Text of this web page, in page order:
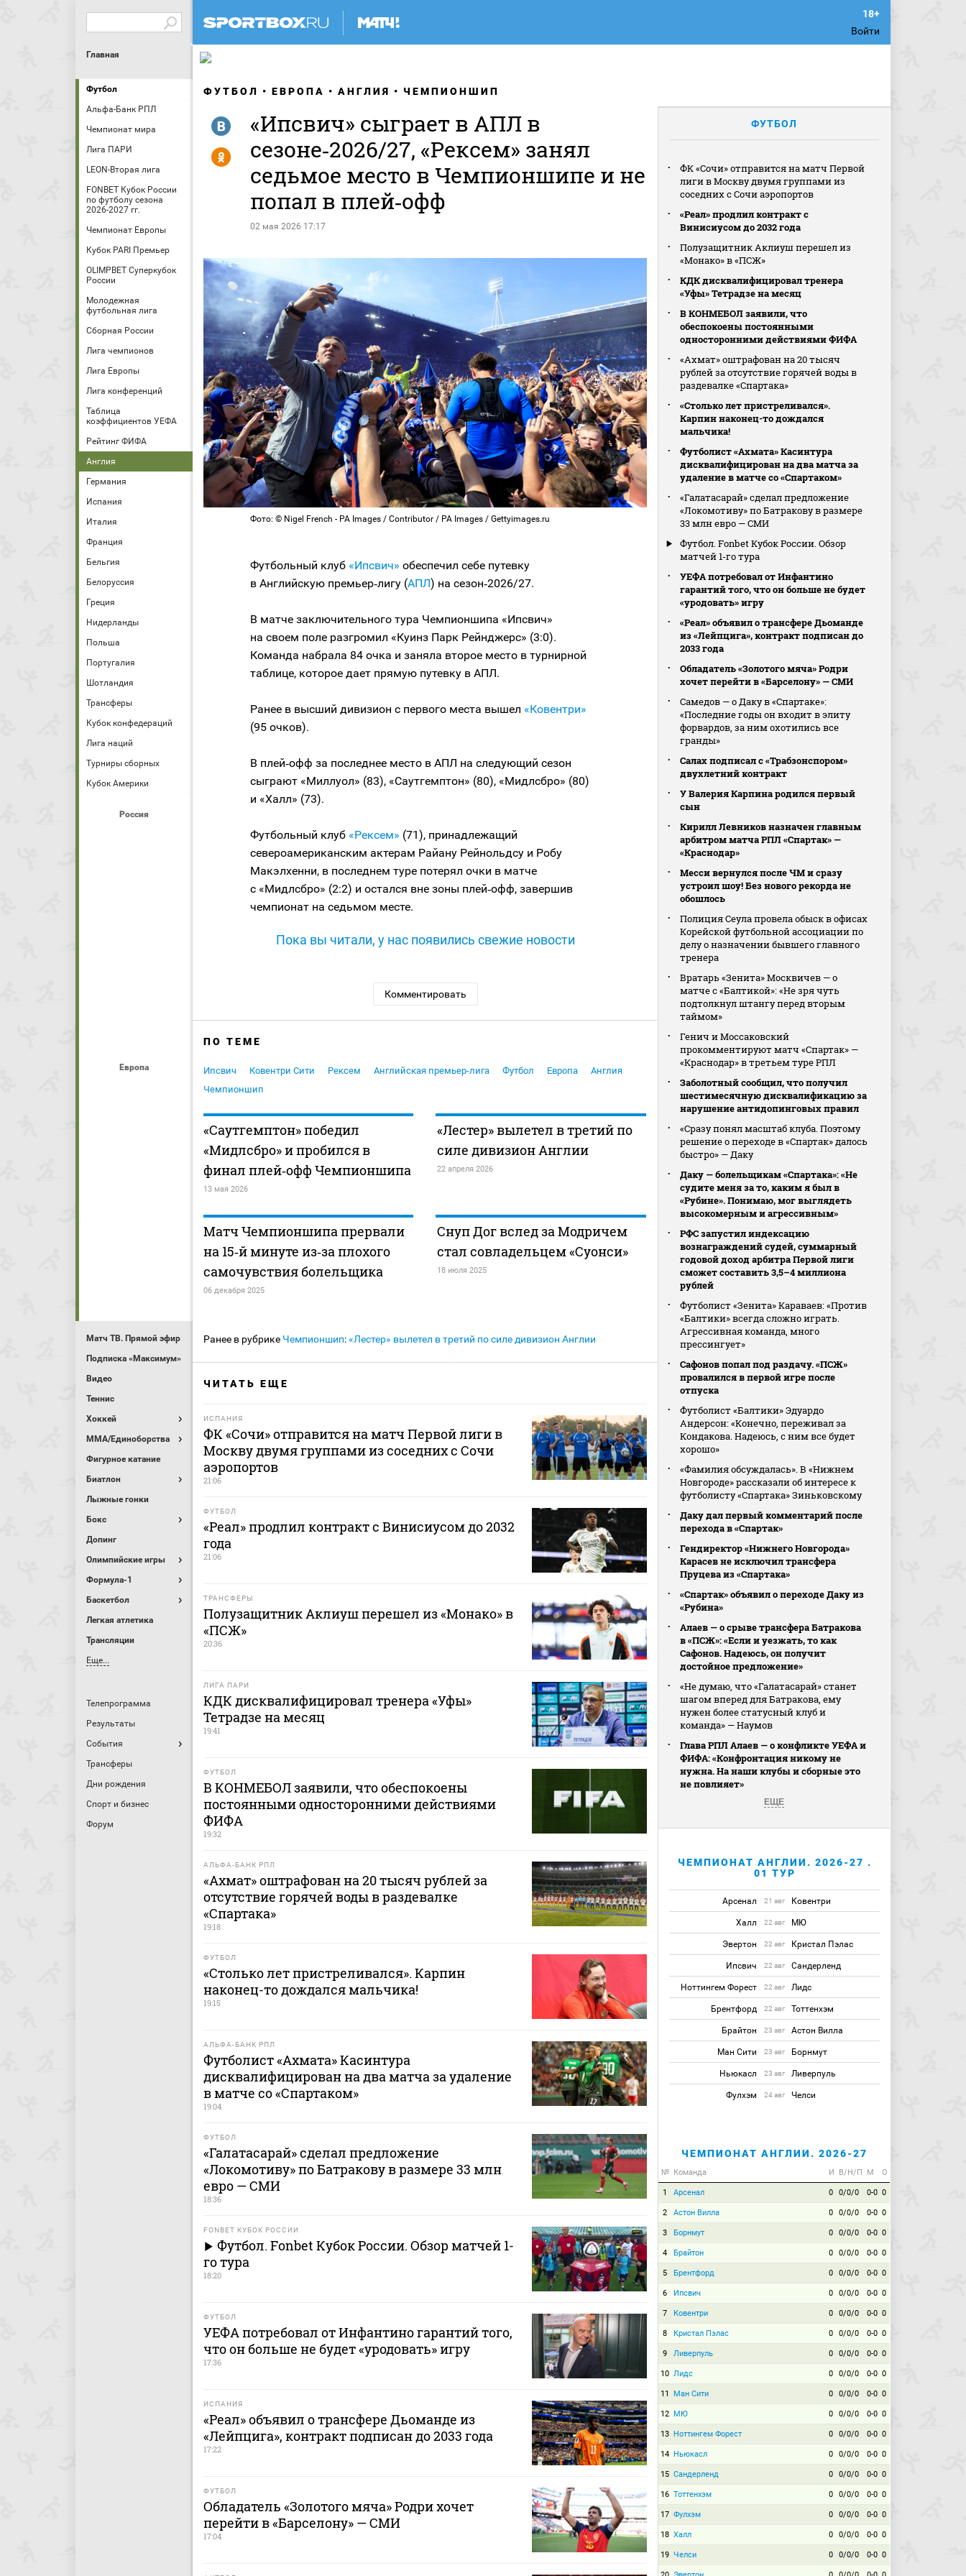
Войти
Главная
Футбол
Альфа-Банк РПЛ
Чемпионат мира
Лига ПАРИ
LEON-Вторая лига
FONBET Кубок России
по футболу сезона
2026-2027 гг.
Чемпионат Европы
Кубок PARI Премьер
OLIMPBET Суперкубок
России
Молодежная
футбольная лига
Сборная России
Лига чемпионов
Лига Европы
Лига конференций
Таблица
коэффициентов УЕФА
Рейтинг ФИФА
Англия
Германия
Испания
Италия
Франция
Бельгия
Белоруссия
Греция
Нидерланды
Польша
Португалия
Шотландия
Трансферы
Кубок конфедераций
Лига наций
Турниры сборных
Кубок Америки
Россия
Европа
Матч ТВ. Прямой эфир
Подписка «Максимум»
Видео
Теннис
Хоккей
MMA/Единоборства
Фигурное катание
Биатлон
Лыжные гонки
Бокс
Допинг
Олимпийские игры
Формула-1
Баскетбол
Легкая атлетика
Трансляции
Еще...
Телепрограмма
Результаты
События
Трансферы
Дни рождения
Спорт и бизнес
Форум
ФУТБОЛ ЕВРОПА АНГЛИЯ ЧЕМПИОНШИП
«Ипсвич» сыграет в АПЛ в
сезоне‑2026/27, «Рексем» занял
седьмое место в Чемпионшипе и не
попал в плей‑офф
02 мая 2026 17:17
R
Y
Фото: © Nigel French - PA Images / Contributor / PA Images / Gettyimages.ru
Футбольный клуб «Ипсвич» обеспечил себе путевку
в Английскую премьер‑лигу (АПЛ) на сезон‑2026/27.
В матче заключительного тура Чемпионшипа «Ипсвич»
на своем поле разгромил «Куинз Парк Рейнджерс» (3:0).
Команда набрала 84 очка и заняла второе место в турнирной
таблице, которое дает прямую путевку в АПЛ.
Ранее в высший дивизион с первого места вышел «Ковентри»
(95 очков).
В плей‑офф за последнее место в АПЛ на следующий сезон
сыграют «Миллуол» (83), «Саутгемптон» (80), «Мидлсбро» (80)
и «Халл» (73).
Футбольный клуб «Рексем» (71), принадлежащий
североамериканским актерам Райану Рейнольдсу и Робу
Макэлхенни, в последнем туре потерял очки в матче
с «Мидлсбро» (2:2) и остался вне зоны плей‑офф, завершив
чемпионат на седьмом месте.
Пока вы читали, у нас появились свежие новости
Комментировать
ПО ТЕМЕ
Ипсвич Ковентри Сити Рексем Английская премьер-лига Футбол Европа
Англия
Чемпионшип
«Саутгемптон» победил
«Мидлсбро» и пробился в
финал плей‑офф Чемпионшипа
13 мая 2026
«Лестер» вылетел в третий по
силе дивизион Англии
22 апреля 2026
Матч Чемпионшипа прервали
на 15‑й минуте из‑за плохого
самочувствия болельщика
06 декабря 2025
Снуп Дог вслед за Модричем
стал совладельцем «Суонси»
18 июля 2025
Ранее в рубрике Чемпионшип:«Лестер» вылетел в третий по силе дивизион Англии
ЧИТАТЬ ЕЩЕ
ИСПАНИЯ
ФК «Сочи» отправится на матч Первой лиги в
Москву двумя группами из соседних с Сочи
аэропортов
21:06
ФУТБОЛ
«Реал» продлил контракт с Винисиусом до 2032
года
21:06
ТРАНСФЕРЫ
Полузащитник Аклиуш перешел из «Монако» в
«ПСЖ»
20:36
ЛИГА ПАРИ
КДК дисквалифицировал тренера «Уфы»
Тетрадзе на месяц
19:41
ФУТБОЛ
В КОНМЕБОЛ заявили, что обеспокоены
постоянными односторонними действиями
ФИФА
19:32
АЛЬФА-БАНК РПЛ
«Ахмат» оштрафован на 20 тысяч рублей за
отсутствие горячей воды в раздевалке
«Спартака»
19:18
ФУТБОЛ
«Столько лет пристреливался». Карпин
наконец-то дождался мальчика!
19:15
АЛЬФА-БАНК РПЛ
Футболист «Ахмата» Касинтура
дисквалифицирован на два матча за удаление
в матче со «Спартаком»
19:04
ФУТБОЛ
«Галатасарай» сделал предложение
«Локомотиву» по Батракову в размере 33 млн
евро — СМИ
18:36
FONBET КУБОК РОССИИ
Футбол. Fonbet Кубок России. Обзор матчей 1-
го тура
18:20
ФУТБОЛ
УЕФА потребовал от Инфантино гарантий того,
что он больше не будет «уродовать» игру
17:36
ИСПАНИЯ
«Реал» объявил о трансфере Дьоманде из
«Лейпцига», контракт подписан до 2033 года
17:22
ФУТБОЛ
Обладатель «Золотого мяча» Родри хочет
перейти в «Барселону» — СМИ
17:04
ФУТБОЛ
ФК «Сочи» отправится на матч Первой
лиги в Москву двумя группами из
соседних с Сочи аэропортов
«Реал» продлил контракт с
Винисиусом до 2032 года
Полузащитник Аклиуш перешел из
«Монако» в «ПСЖ»
КДК дисквалифицировал тренера
«Уфы» Тетрадзе на месяц
В КОНМЕБОЛ заявили, что
обеспокоены постоянными
односторонними действиями ФИФА
«Ахмат» оштрафован на 20 тысяч
рублей за отсутствие горячей воды в
раздевалке «Спартака»
«Столько лет пристреливался».
Карпин наконец-то дождался
мальчика!
Футболист «Ахмата» Касинтура
дисквалифицирован на два матча за
удаление в матче со «Спартаком»
«Галатасарай» сделал предложение
«Локомотиву» по Батракову в размере
33 млн евро — СМИ
Футбол. Fonbet Кубок России. Обзор
матчей 1-го тура
УЕФА потребовал от Инфантино
гарантий того, что он больше не будет
«уродовать» игру
«Реал» объявил о трансфере Дьоманде
из «Лейпцига», контракт подписан до
2033 года
Обладатель «Золотого мяча» Родри
хочет перейти в «Барселону» — СМИ
Самедов — о Даку в «Спартаке»:
«Последние годы он входит в элиту
форвардов, за ним охотились все
гранды»
Салах подписал с «Трабзонспором»
двухлетний контракт
У Валерия Карпина родился первый
сын
Кирилл Левников назначен главным
арбитром матча РПЛ «Спартак» —
«Краснодар»
Месси вернулся после ЧМ и сразу
устроил шоу! Без нового рекорда не
обошлось
Полиция Сеула провела обыск в офисах
Корейской футбольной ассоциации по
делу о назначении бывшего главного
тренера
Вратарь «Зенита» Москвичев — о
матче с «Балтикой»: «Не зря чуть
подтолкнул штангу перед вторым
таймом»
Генич и Моссаковский
прокомментируют матч «Спартак» —
«Краснодар» в третьем туре РПЛ
Заболотный сообщил, что получил
шестимесячную дисквалификацию за
нарушение антидопинговых правил
«Сразу понял масштаб клуба. Поэтому
решение о переходе в «Спартак» далось
быстро» — Даку
Даку — болельщикам «Спартака»: «Не
судите меня за то, каким я был в
«Рубине». Понимаю, мог выглядеть
высокомерным и агрессивным»
РФС запустил индексацию
вознаграждений судей, суммарный
годовой доход арбитра Первой лиги
сможет составить 3,5–4 миллиона
рублей
Футболист «Зенита» Караваев: «Против
«Балтики» всегда сложно играть.
Агрессивная команда, много
прессингует»
Сафонов попал под раздачу. «ПСЖ»
провалился в первой игре после
отпуска
Футболист «Балтики» Эдуардо
Андерсон: «Конечно, переживал за
Кондакова. Надеюсь, с ним все будет
хорошо»
«Фамилия обсуждалась». В «Нижнем
Новгороде» рассказали об интересе к
футболисту «Спартака» Зиньковскому
Даку дал первый комментарий после
перехода в «Спартак»
Гендиректор «Нижнего Новгорода»
Карасев не исключил трансфера
Пруцева из «Спартака»
«Спартак» объявил о переходе Даку из
«Рубина»
Алаев — о срыве трансфера Батракова
в «ПСЖ»: «Если и уезжать, то как
Сафонов. Надеюсь, он получит
достойное предложение»
«Не думаю, что «Галатасарай» станет
шагом вперед для Батракова, ему
нужен более статусный клуб и
команда» — Наумов
Глава РПЛ Алаев — о конфликте УЕФА и
ФИФА: «Конфронтация никому не
нужна. На наши клубы и сборные это
не повлияет»
ЕЩЕ
ЧЕМПИОНАТ АНГЛИИ. 2026-27 .
01 ТУР
Арсенал 21 авг Ковентри
Халл 22 авг МЮ
Эвертон 22 авг Кристал Пэлас
Ипсвич 22 авг Сандерленд
Ноттингем Форест 22 авг Лидс
Брентфорд 22 авг Тоттенхэм
Брайтон 23 авг Астон Вилла
Ман Сити 23 авг Борнмут
Ньюкасл 23 авг Ливерпуль
Фулхэм 24 авг Челси
ЧЕМПИОНАТ АНГЛИИ. 2026-27
№ Команда И В/Н/П М О
1 Арсенал 0 0/0/0 0-0 0
2 Астон Вилла 0 0/0/0 0-0 0
3 Борнмут 0 0/0/0 0-0 0
4 Брайтон 0 0/0/0 0-0 0
5 Брентфорд 0 0/0/0 0-0 0
6 Ипсвич 0 0/0/0 0-0 0
7 Ковентри 0 0/0/0 0-0 0
8 Кристал Пэлас 0 0/0/0 0-0 0
9 Ливерпуль 0 0/0/0 0-0 0
10 Лидс 0 0/0/0 0-0 0
11 Ман Сити 0 0/0/0 0-0 0
12 МЮ 0 0/0/0 0-0 0
13 Ноттингем Форест 0 0/0/0 0-0 0
14 Ньюкасл 0 0/0/0 0-0 0
15 Сандерленд 0 0/0/0 0-0 0
16 Тоттенхэм 0 0/0/0 0-0 0
17 Фулхэм 0 0/0/0 0-0 0
18 Халл 0 0/0/0 0-0 0
19 Челси 0 0/0/0 0-0 0